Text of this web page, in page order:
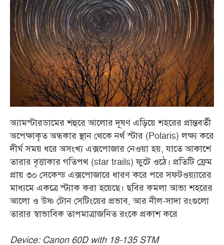
অ্যামস্টারডামের শহুরে আলোর দূষণ এড়িয়ে শহরের প্রান্তবর্তী
অপেক্ষাকৃত অন্ধকার স্থান থেকে নর্থ স্টার (Polaris) লক্ষ্য করে
দীর্ঘ সময় ধরে অসংখ্য এক্সপোজার নেওয়া হয়, যাতে আকাশে
তারার বৃত্তাকার গতিপথ (star trails) ফুটে ওঠে। প্রতিটি ফ্রেম
প্রায় ৩০ সেকেন্ড এক্সপোজারে ধারণ করে পরে সফটওয়্যারের
মাধ্যমে একত্রে স্ট্যাক করা হয়েছে। ছবির কমলা আভা শহরের
আলো ও উষ্ণ টোন সেটিংয়ের প্রভাব, আর নীল-সাদা রংগুলো
তারার স্বাভাবিক তাপমাত্রাজনিত রংকে প্রকাশ করে
Device: Canon 60D with 18-135 STM